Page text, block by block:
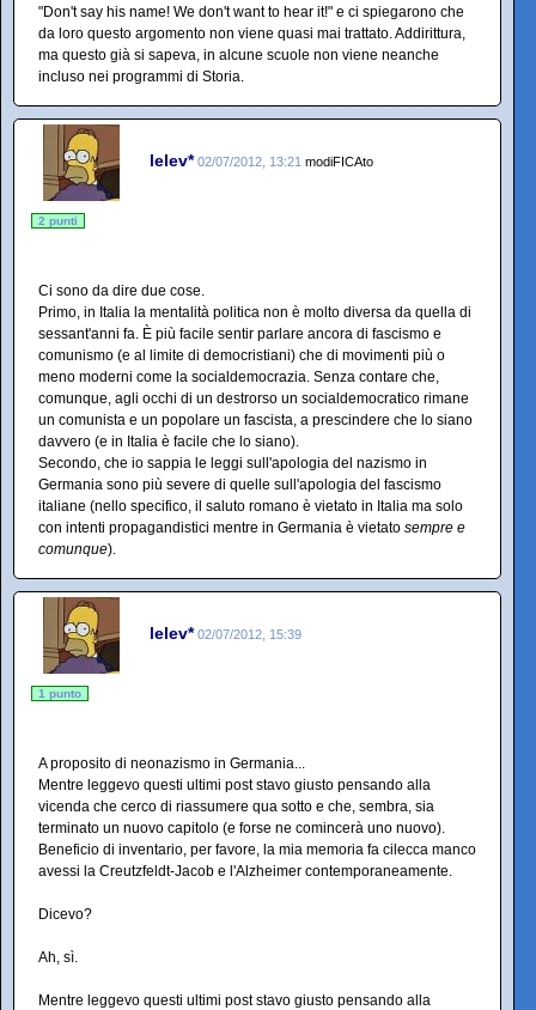
"Don't say his name! We don't want to hear it!" e ci spiegarono che
da loro questo argomento non viene quasi mai trattato. Addirittura,
ma questo già si sapeva, in alcune scuole non viene neanche
incluso nei programmi di Storia.
lelev* 02/07/2012, 13:21 modiFICAto
2 punti
Ci sono da dire due cose.
Primo, in Italia la mentalità politica non è molto diversa da quella di
sessant'anni fa. È più facile sentir parlare ancora di fascismo e
comunismo (e al limite di democristiani) che di movimenti più o
meno moderni come la socialdemocrazia. Senza contare che,
comunque, agli occhi di un destrorso un socialdemocratico rimane
un comunista e un popolare un fascista, a prescindere che lo siano
davvero (e in Italia è facile che lo siano).
Secondo, che io sappia le leggi sull'apologia del nazismo in
Germania sono più severe di quelle sull'apologia del fascismo
italiane (nello specifico, il saluto romano è vietato in Italia ma solo
con intenti propagandistici mentre in Germania è vietato sempre e
comunque).
lelev* 02/07/2012, 15:39
1 punto
A proposito di neonazismo in Germania...
Mentre leggevo questi ultimi post stavo giusto pensando alla
vicenda che cerco di riassumere qua sotto e che, sembra, sia
terminato un nuovo capitolo (e forse ne comincerà uno nuovo).
Beneficio di inventario, per favore, la mia memoria fa cilecca manco
avessi la Creutzfeldt-Jacob e l'Alzheimer contemporaneamente.
Dicevo?
Ah, sì.
Mentre leggevo questi ultimi post stavo giusto pensando alla